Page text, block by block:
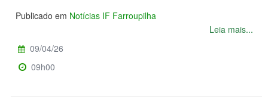
Publicado em Notícias IF Farroupilha
Leia mais...
09/04/26
09h00